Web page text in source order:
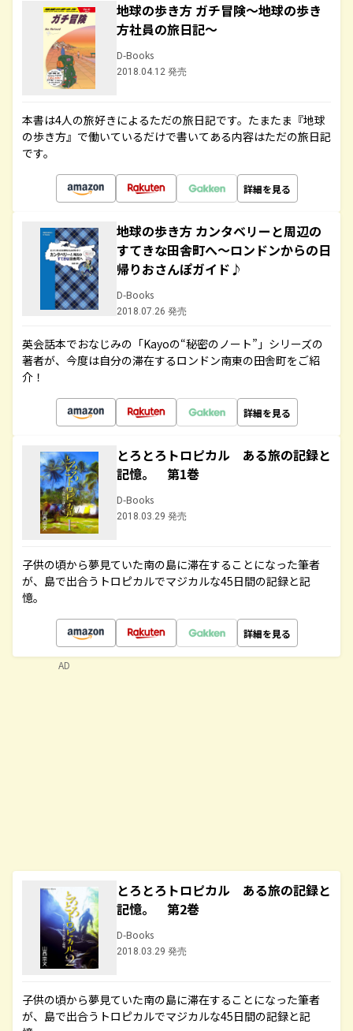
地球の歩き方 ガチ冒険～地球の歩き
方社員の旅日記～
D-Books
2018.04.12 発売
本書は4人の旅好きによるただの旅日記です。たまたま『地球
の歩き方』で働いているだけで書いてある内容はただの旅日記
です。
詳細を見る
地球の歩き方 カンタベリーと周辺の
すてきな田舎町へ～ロンドンからの日
帰りおさんぽガイド♪
D-Books
2018.07.26 発売
英会話本でおなじみの「Kayoの“秘密のノート”」シリーズの
著者が、今度は自分の滞在するロンドン南東の田舎町をご紹
介！
詳細を見る
とろとろトロピカル ある旅の記録と
記憶。 第1巻
D-Books
2018.03.29 発売
子供の頃から夢見ていた南の島に滞在することになった筆者
が、島で出合うトロピカルでマジカルな45日間の記録と記
憶。
詳細を見る
とろとろトロピカル ある旅の記録と
記憶。 第2巻
D-Books
2018.03.29 発売
子供の頃から夢見ていた南の島に滞在することになった筆者
が、島で出合うトロピカルでマジカルな45日間の記録と記
AD